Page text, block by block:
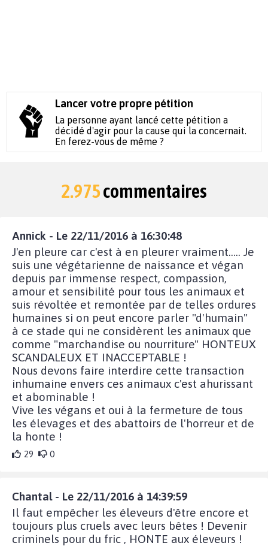
Lancer votre propre pétition
La personne ayant lancé cette pétition a
décidé d'agir pour la cause qui la concernait.
En ferez-vous de même ?
2.975commentaires
Annick - Le 22/11/2016 à 16:30:48
J'en pleure car c'est à en pleurer vraiment..... Je
suis une végétarienne de naissance et végan
depuis par immense respect, compassion,
amour et sensibilité pour tous les animaux et
suis révoltée et remontée par de telles ordures
humaines si on peut encore parler "d'humain"
à ce stade qui ne considèrent les animaux que
comme "marchandise ou nourriture" HONTEUX
SCANDALEUX ET INACCEPTABLE !
Nous devons faire interdire cette transaction
inhumaine envers ces animaux c'est ahurissant
et abominable !
Vive les végans et oui à la fermeture de tous
les élevages et des abattoirs de l'horreur et de
la honte !
29 0
Chantal - Le 22/11/2016 à 14:39:59
Il faut empêcher les éleveurs d'être encore et
toujours plus cruels avec leurs bêtes ! Devenir
criminels pour du fric , HONTE aux éleveurs !